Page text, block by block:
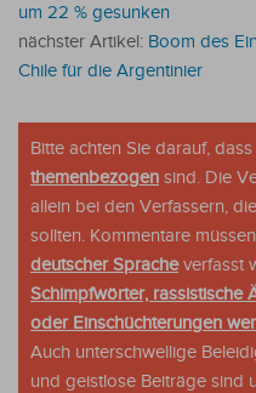
um 22 % gesunken
nächster Artikel: Boom des
Chile für die Argentinier
Bitte achten Sie darauf,
themenbezogen sind. Die
allein bei den Verfassern, die
sollten. Kommentare
deutscher Spracheverfasst
Schimpfwörter, rassistische
oder Einschüchterungen
Auch unterschwellige
und geistlose Beiträge sind